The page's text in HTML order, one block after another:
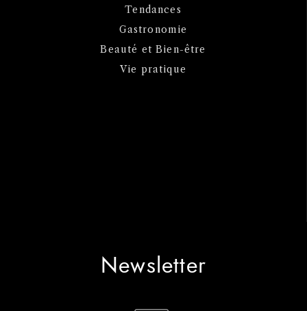
Tendances
Gastronomie
Beauté et Bien-être
Vie pratique
Newsletter